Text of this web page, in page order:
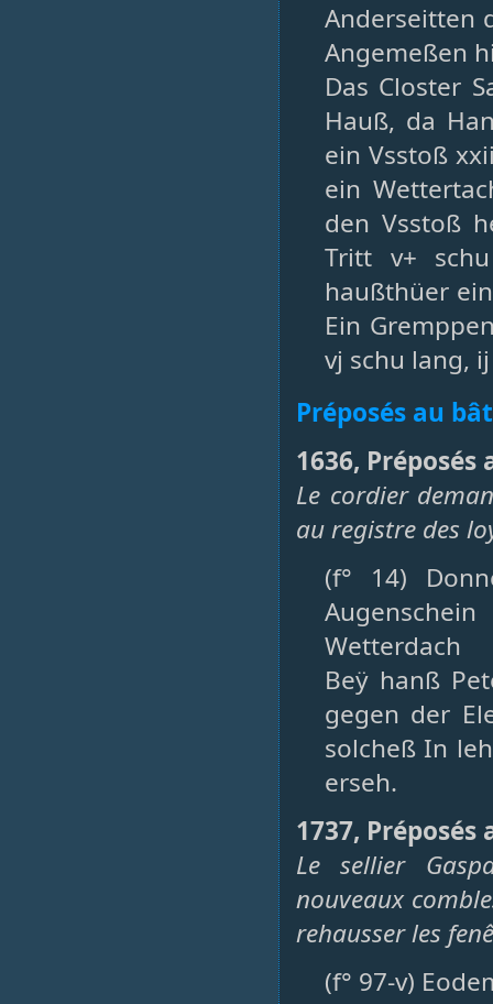
Anderseitten
Angemeßen
Das Closter
Hauß, da
ein Vsstoß
ein
den Vsstoß
Tritt v+
haußthüer
Ein
vj schu lang,
Préposés au
1636,
Le cordier
au registre des
(f° 14)
Wetterdach
Beÿ hanß
gegen der
solcheß In
erseh.
1737,
Le sellier
nouveaux
rehausser les
(f° 97-v)